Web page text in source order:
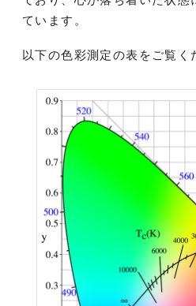
ています。
以下の色彩測定の表をご覧く